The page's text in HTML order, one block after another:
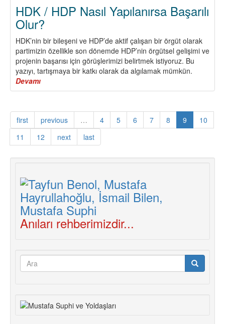
HDK / HDP Nasıl Yapılanırsa Başarılı
Olur?
HDK’nin bir bileşeni ve HDP’de aktif çalışan bir örgüt olarak
partimizin özellikle son dönemde HDP’nin örgütsel gelişimi ve
projenin başarısı için görüşlerimizi belirtmek istiyoruz. Bu
yazıyı, tartışmaya bir katkı olarak da algılamak mümkün.
Devamı
HDK
HDP
Nasıl
Yapılanırsa
Başarılı
first previous … 4 5 6 7 8 9
10
11
12 next last
Anıları rehberimizdir...
Arama